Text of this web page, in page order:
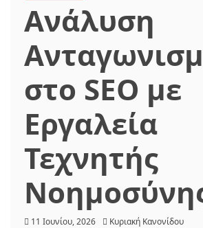
Ανάλυση
στο SEO με
Εργαλεία
Τεχνητής
11 Ιουνίου, 2026 Κυριακή Κανονίδου